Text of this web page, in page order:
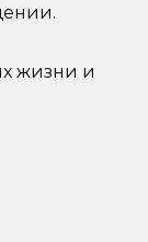
жизни и